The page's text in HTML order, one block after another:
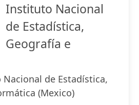
Instituto Nacional
de Estadística,
Geografía e
de Estadística,
(Mexico)